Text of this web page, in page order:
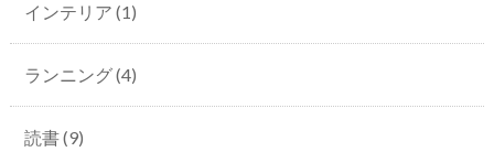
インテリア (1)
ランニング(4)
読書(9)